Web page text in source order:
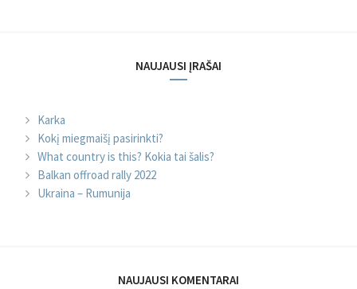
NAUJAUSI ĮRAŠAI
Karka
Kokį miegmaišį pasirinkti?
What country is this? Kokia tai šalis?
Balkan offroad rally 2022
Ukraina – Rumunija
NAUJAUSI KOMENTARAI